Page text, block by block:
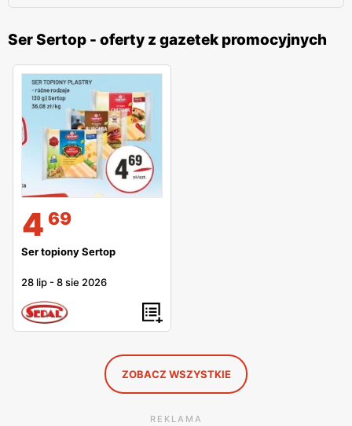
Ser Sertop - oferty z gazetek promocyjnych
4 69
Ser topiony Sertop
28 lip -8 sie 2026
ZOBACZ WSZYSTKIE
REKLAMA